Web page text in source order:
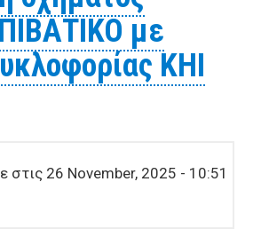
με
ΚΗΙ
στις 26 November, 2025 - 10:51